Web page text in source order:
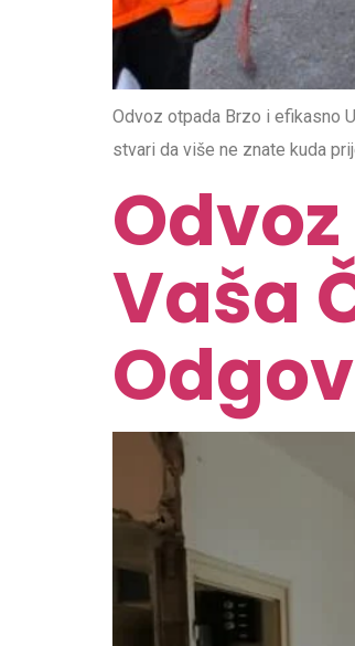
Odvoz otpada Brzo i efikasno
stvari da više ne znate kuda
Vaša